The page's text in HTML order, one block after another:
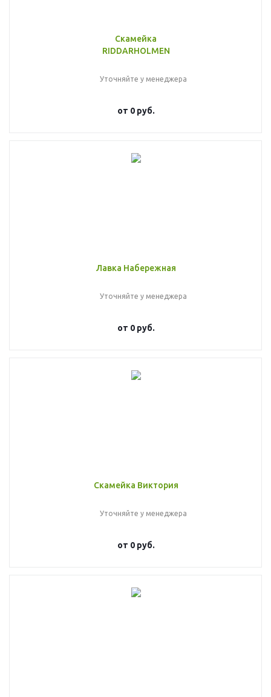
Скамейка
RIDDARHOLMEN
Уточняйте у менеджера
от 0 руб.
Лавка Набережная
Уточняйте у менеджера
от 0 руб.
Скамейка Виктория
Уточняйте у менеджера
от 0 руб.